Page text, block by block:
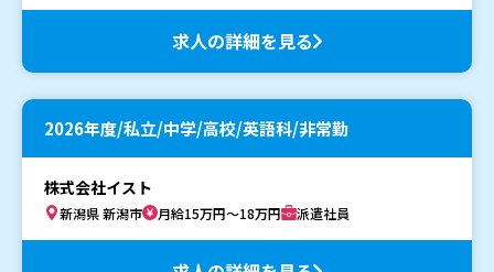
求人の詳細を見る
2026年度/私立/中学/高校/英語科/非常勤
株式会社イスト
新潟県 新潟市 月給15万円～18万円 派遣社員